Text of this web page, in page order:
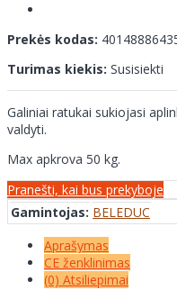
Prekės kodas:
Turimas kiekis: Susisiekti
Galiniai ratukai sukiojasi
valdyti.
Max apkrova 50 kg.
Pranešti, kai bus prekyboje
Gamintojas: BELEDUC
Aprašymas
CE ženklinimas
(0) Atsiliepimai